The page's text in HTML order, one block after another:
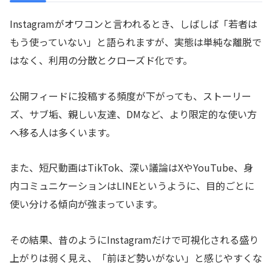
Instagramがオワコンと言われるとき、しばしば「若者は
もう使っていない」と語られますが、実態は単純な離脱で
はなく、利用の分散とクローズド化です。
公開フィードに投稿する頻度が下がっても、ストーリー
ズ、サブ垢、親しい友達、DMなど、より限定的な使い方
へ移る人は多くいます。
また、短尺動画はTikTok、深い議論はXやYouTube、身
内コミュニケーションはLINEというように、目的ごとに
使い分ける傾向が強まっています。
その結果、昔のようにInstagramだけで可視化される盛り
上がりは弱く見え、「前ほど勢いがない」と感じやすくな